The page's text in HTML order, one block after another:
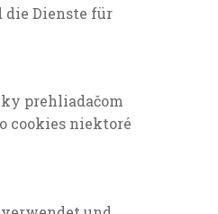
die Dienste für
prehliadačom
cookies niektoré